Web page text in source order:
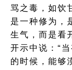
骂之毒，如饮
是一种修为，
生气，而是看
开示中说：“
的时候，能够